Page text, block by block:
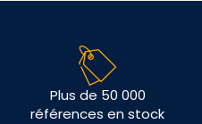
Plus de 50 000
références en stock